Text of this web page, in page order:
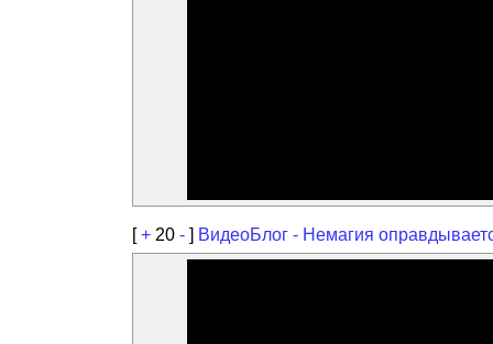
[+ 20 - ] ВидеоБлог - Немагия